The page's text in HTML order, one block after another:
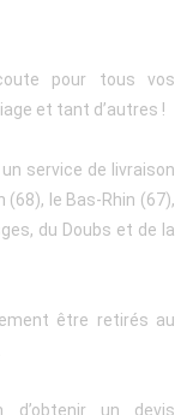
pour tous vos
et tant d’autres !
service de livraison
le Bas-Rhin (67),
du Doubs et de la
être retirés au
d’obtenir un devis